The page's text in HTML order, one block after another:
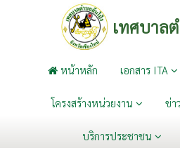
เทศบาล
หน้าหลัก เอกสาร ITA
โครงสร้างหน่วยงาน ข่า
บริการประชาชน